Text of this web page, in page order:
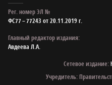
Рег. номер ЭЛ №
ФС77 – 77243 от 20.11.2019 г.
Главный редактор издания:
Авдеева Л.А.
Сетевое издание:
Учредитель: